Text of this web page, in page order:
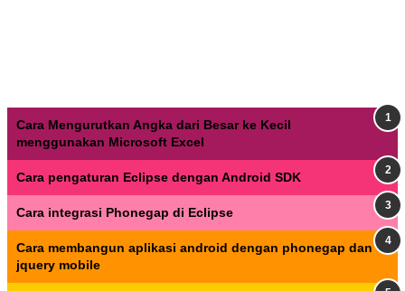
Cara Mengurutkan Angka dari Besar ke Kecil
menggunakan Microsoft Excel
Cara pengaturan Eclipse dengan Android SDK
Cara integrasi Phonegap di Eclipse
Cara membangun aplikasi android dengan phonegap dan
jquery mobile